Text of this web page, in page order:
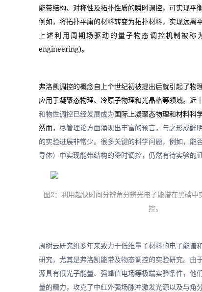
能带结构、对称性及拓扑性质的瞬时调控，可实现平
例如，将拓扑平庸的材料转变为拓扑材料，实现远离
上述利用周期场驱动的量子物态调控机制被称
engineering)。
弗洛凯调控的概念自上个世纪初被提出后就引起了物
应用于凝聚态物理、冷原子物理和光晶格等领域。近
和物性调控已经发展成为国际上凝聚态物理和材料科
然而，尽管理论方面涌现出丰富的预言，与之形成鲜
的实验进展非常少。很多关键的科学问题，例如，能
导体）中实现能带结构的瞬时调控，仍然有待实验的证
图2：利用超快时间分辨角分辨光电子能谱在黑磷中
控。
周树云研究组多年来致力于低维量子材料的电子能谱
研究，尤其是弗洛凯能带及物态调控的实验研究。由
源具有低光子能量、强峰值电场等极端实验条件，他
量的精力，攻克了中红外强场脉冲激发光源以及与角